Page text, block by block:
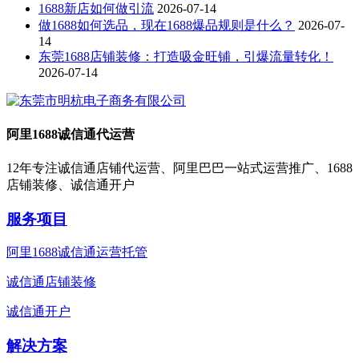
1688新店如何做引流 2026-07-14
做1688如何选品，现在1688爆品规则是什么？ 2026-07-
14
东莞1688店铺装修：打造吸金旺铺，引爆流量转化！
2026-07-14
阿里1688诚信通代运营
12年专注诚信通店铺代运营、阿里巴巴一站式运营推广、1688
店铺装修、诚信通开户
服务项目
阿里1688诚信通运营托管
诚信通店铺装修
诚信通开户
解决方案